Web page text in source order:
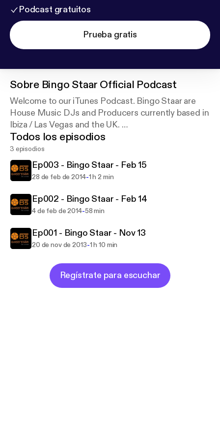
Podcast gratuitos
Prueba gratis
Sobre Bingo Staar Official Podcast
Welcome to our iTunes Podcast. Bingo Staar are
House Music DJs and Producers currently based in
Ibiza / Las Vegas and the UK.
Sit down, tune in and turn it up!
Bingo Staar!
Todos los episodios
3 episodios
Ep003 - Bingo Staar - Feb 15
28 de feb de 2014-1 h 2 min
Ep002 - Bingo Staar - Feb 14
4 de feb de 2014-58 min
Ep001 - Bingo Staar - Nov 13
20 de nov de 2013-1 h 10 min
Regístrate para escuchar